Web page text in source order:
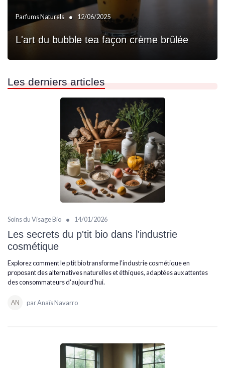
Parfums Naturels • 12/06/2025
L'art du bubble tea façon crème brûlée
Les derniers articles
Soins du Visage Bio • 14/01/2026
Les secrets du p'tit bio dans l'industrie
cosmétique
Explorez comment le p tit bio transforme l'industrie cosmétique en
proposant des alternatives naturelles et éthiques, adaptées aux attentes
des consommateurs d'aujourd'hui.
par Anaïs Navarro